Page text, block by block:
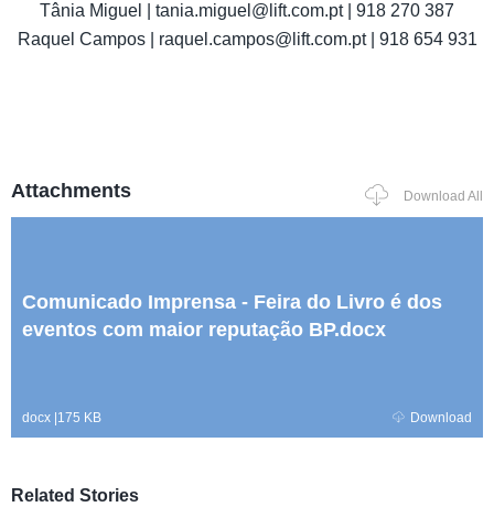
Tânia Miguel | tania.miguel@lift.com.pt | 918 270 387
Raquel Campos | raquel.campos@lift.com.pt | 918 654 931
Attachments Download All
Comunicado Imprensa - Feira do Livro é dos
eventos com maior reputação BP.docx
docx 175 KB Download
Related Stories